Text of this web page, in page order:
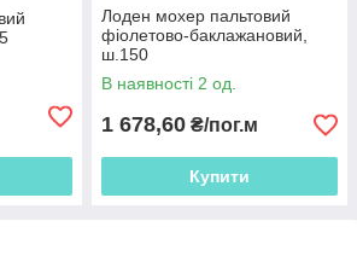
Лоден мохер пальтовий
фіолетово-баклажановий,
ш.150
В наявності 2 од.
1 678,60 ₴/пог.м
Купити